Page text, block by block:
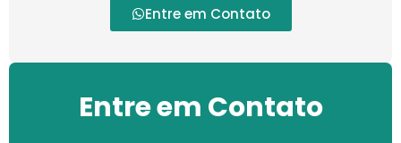
Entre em Contato
Entre em Contato